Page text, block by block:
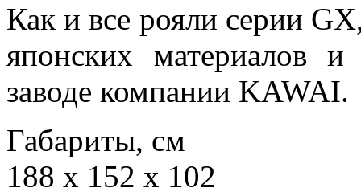
Как и все рояли серии
японских материалов
заводе компании KAWAI.
Габариты, см
188 х 152 х 102